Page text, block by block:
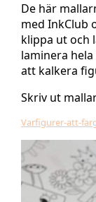
De här
med InkClub
klippa ut och
laminera
att kalkera
Skriv ut
Varfigurer-att-